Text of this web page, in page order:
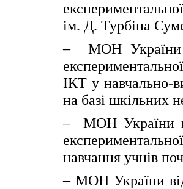
ім. Д. Турбіна
– МОН України
ІКТ у навчально-
на базі шкільних
– МОН України
навчання учнів
– МОН України